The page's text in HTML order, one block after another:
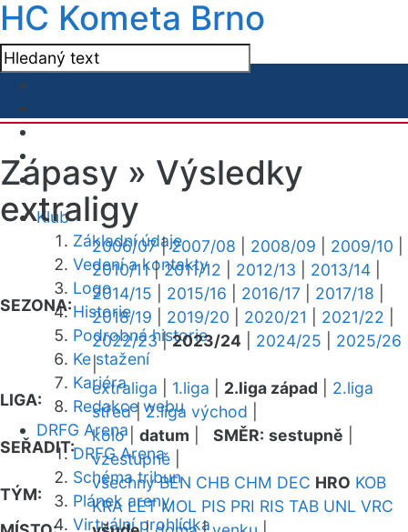
HC Kometa Brno
Klub
Základní údaje
Vedení a kontakty
Logo
Historie
Podrobná historie
Ke stažení
Kariéra
Redakce webu
DRFG Arena
DRFG Arena
Schéma tribun
Plánek areny
Virtuální prohlídka
Zápasy » Výsledky
extraligy
SEZONA:
2006/07|2007/08 2008/09 2009/10
2010/11|2011/12 2012/13 2013/14
2014/15
2015/16 2016/17 2017/18
2018/19
2019/20 2020/21 2021/22
2022/23|2023/24 2024/25
2025/26
|
LIGA:
extraliga 1.liga 2.liga západ
2.liga
střed|2.liga východ
SEŘADIT:
kolo| datum SMĚR: sestupně
vzestupně
TÝM:
všechny BEN CHB CHM DEC HRO KOB
KRA LET MOL PIS PRI RIS TAB UNL VRC